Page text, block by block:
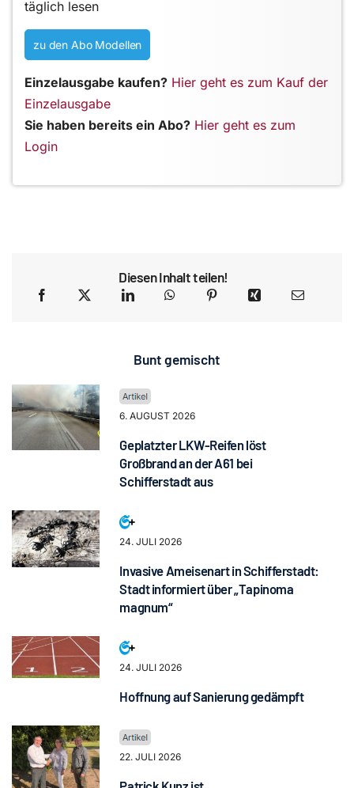
täglich lesen
zu den Abo Modellen
Einzelausgabe kaufen? Hier geht es zum Kauf der
Einzelausgabe
Sie haben bereits ein Abo? Hier geht es zum
Login
Diesen Inhalt teilen!
Bunt gemischt
6. AUGUST 2026
Geplatzter LKW-Reifen löst
Großbrand an der A61 bei
Schifferstadt aus
24. JULI 2026
Invasive Ameisenart in Schifferstadt:
Stadt informiert über „Tapinoma
magnum“
24. JULI 2026
Hoffnung auf Sanierung gedämpft
22. JULI 2026